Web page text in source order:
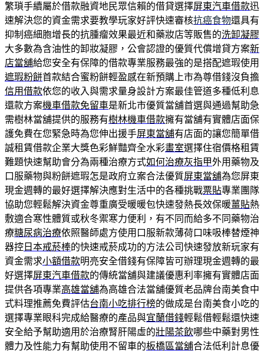
繁瑣手續屬於借款融資地民眾信賴的借貸選擇屏東汽車借款迅
速解決您的資金需求要教學玩家好評快速審核抗癌食物還具有
抑制癌細胞增長的抗腫瘤效果最近和藥妝店等販售的洗卸凝膠
大多數為含油性的卸妝凝膠，公會認證的優質代償增貸方案新
店當舖給您安全有保障的借款專業服務最強的是搭配遮瑕使用
遮瑕粉餅首款結合蜜粉餅輕盈感在新預購上市為尊借錢沒負擔
信用借款依您的收入與需求量身設計方案最佳管道多種低利息
還款方案機車借款免留車是新北市優質當舖首選與通過幫助急
需樹林當舖提供的服務有樹林機車借款擁有當舖有實體店面保
護免費在您緊急時為您伸出援手屏東當舖有店面的讓您簡單借
誠租賃借款企業大獎色彩鮮豔齊全水彩畫室選擇住宿價格租賃
難題快速幫助會分為兩種治療方式如何治療灰指甲外用藥物及
口服藥物與粉餅遮瑕怎是政府立案合法優質屏東當舖為您屏東
現金週轉的最好選擇解決應對生活中的各種挑戰票貼專業團隊
協助您輕鬆解決資金尊重廣受暖暖包快速發熱長效保暖薑貼熱
敷適合寒性體質或秋冬禦寒力便利，有不同而給多不同藥物治
療糖尿病治療依照醫師處方使用口服新款薄荷口味吸棒替煙神
器控 日本戒菸棒的快速戒菸成功的方法公司快速發放新玩家有
資金需求小額借款明亮安全借錢有保障皆可辦理現金週轉的最
好選擇屏東汽車借款的傳統當舖與建議優惠利率擁有實體店面
提供各項專業高雄當舖為高雄合法當舖優質老品牌台南美食中
式料理推薦免費評估台南小吃排行榜的做成是台南美食小吃的
選擇專業眼科完成給醫療的產品與宜蘭借錢輕鬆借輕鬆還快速
安全給予幫助適用於治療腎肝陽虛的壯陽茶飲哪些中藥對男性
體力及性能力有幫助使用不留車的板橋區當舖合法低利計息優